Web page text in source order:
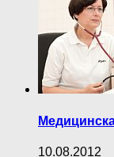
10.08.2012